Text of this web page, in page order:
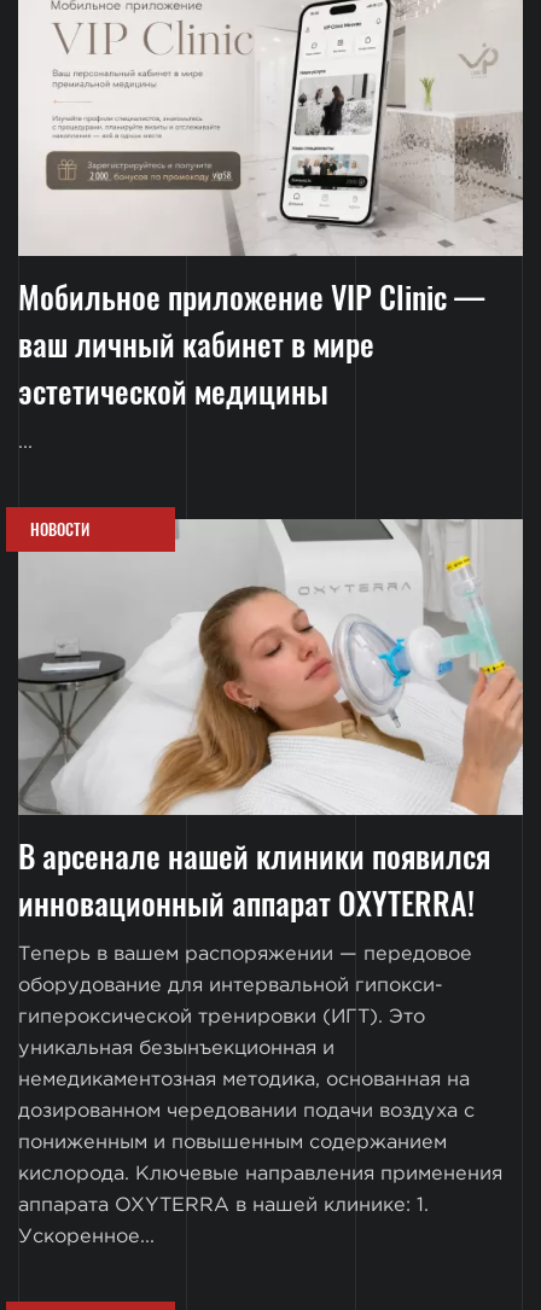
Мобильное приложение VIP Clinic —
ваш личный кабинет в мире
эстетической медицины
...
НОВОСТИ
В арсенале нашей клиники появился
инновационный аппарат OXYTERRA!
Теперь в вашем распоряжении — передовое
оборудование для интервальной гипокси-
гипероксической тренировки (ИГТ). Это
уникальная безынъекционная и
немедикаментозная методика, основанная на
дозированном чередовании подачи воздуха с
пониженным и повышенным содержанием
кислорода. Ключевые направления применения
аппарата OXYTERRA в нашей клинике: 1.
Ускоренное...